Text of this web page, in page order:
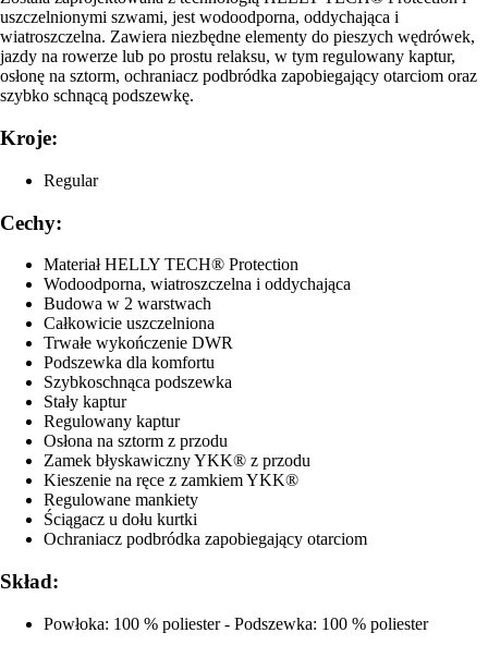
uszczelnionymi szwami, jest wodoodporna, oddychająca i
wiatroszczelna. Zawiera niezbędne elementy do pieszych wędrówek,
jazdy na rowerze lub po prostu relaksu, w tym regulowany kaptur,
osłonę na sztorm, ochraniacz podbródka zapobiegający otarciom oraz
szybko schnącą podszewkę.
Kroje:
Regular
Cechy:
Materiał HELLY TECH® Protection
Wodoodporna, wiatroszczelna i oddychająca
Budowa w 2 warstwach
Całkowicie uszczelniona
Trwałe wykończenie DWR
Podszewka dla komfortu
Szybkoschnąca podszewka
Stały kaptur
Regulowany kaptur
Osłona na sztorm z przodu
Zamek błyskawiczny YKK® z przodu
Kieszenie na ręce z zamkiem YKK®
Regulowane mankiety
Ściągacz u dołu kurtki
Ochraniacz podbródka zapobiegający otarciom
Skład:
Powłoka: 100 % poliester - Podszewka: 100 % poliester